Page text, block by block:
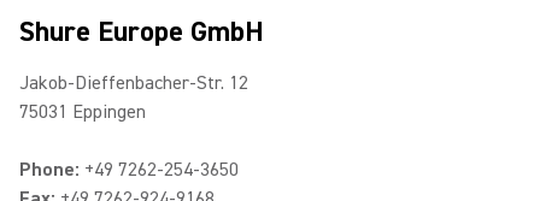
Shure Europe GmbH
Jakob-Dieffenbacher-Str. 12
75031 Eppingen
Phone: +49 7262-254-3650